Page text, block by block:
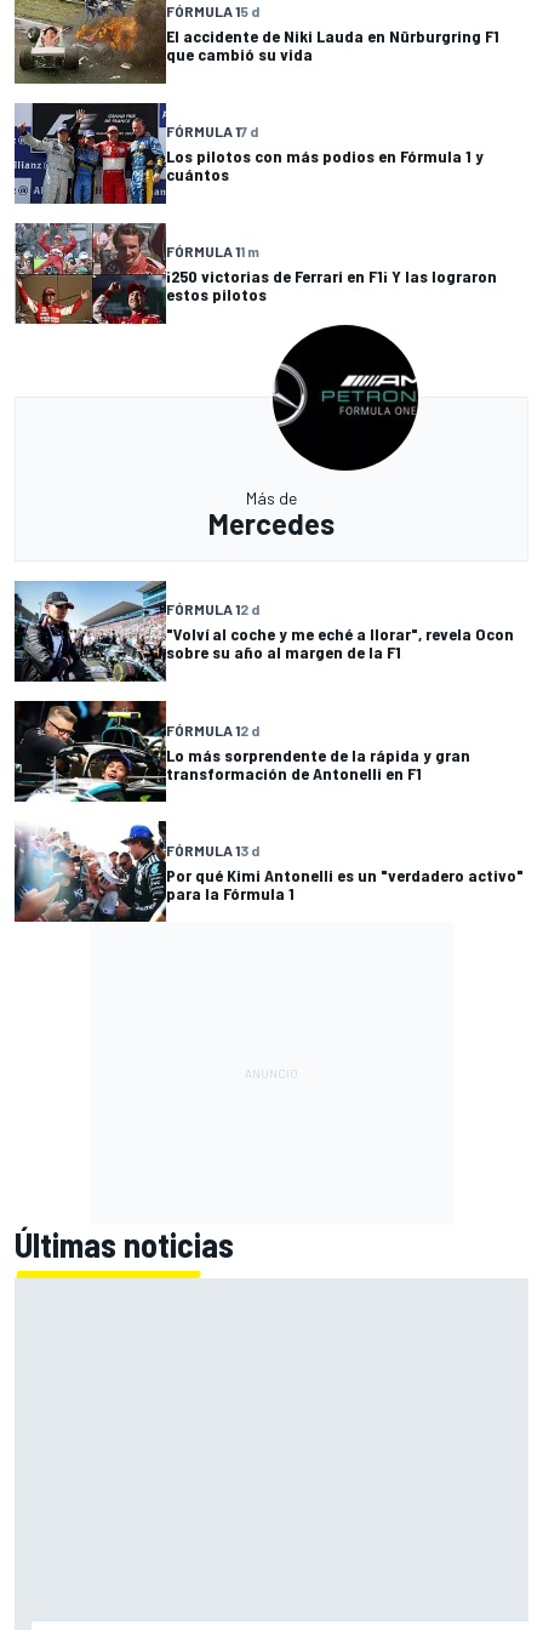
FÓRMULA 15 d
El accidente de Niki Lauda en Nürburgring F1
que cambió su vida
FÓRMULA 17 d
Los pilotos con más podios en Fórmula 1 y
cuántos
FÓRMULA 11 m
¡250 victorias de Ferrari en F1¡ Y las lograron
estos pilotos
Más de
Mercedes
FÓRMULA 12 d
"Volví al coche y me eché a llorar", revela Ocon
sobre su año al margen de la F1
FÓRMULA 12 d
Lo más sorprendente de la rápida y gran
transformación de Antonelli en F1
FÓRMULA 13 d
Por qué Kimi Antonelli es un "verdadero activo"
para la Fórmula 1
Últimas noticias